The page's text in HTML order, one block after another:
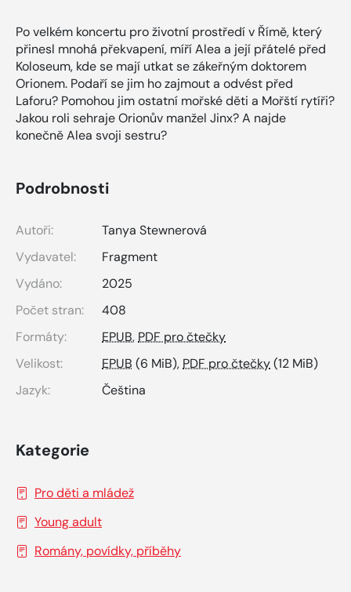
Po velkém koncertu pro životní prostředí v Římě, který
přinesl mnohá překvapení, míří Alea a její přátelé před
Koloseum, kde se mají utkat se zákeřným doktorem
Orionem. Podaří se jim ho zajmout a odvést před
Laforu? Pomohou jim ostatní mořské děti a Mořští rytíři?
Jakou roli sehraje Orionův manžel Jinx? A najde
konečně Alea svoji sestru?
Podrobnosti
Autoři:
Tanya Stewnerová
Vydavatel:
Fragment
Vydáno:
2025
Počet stran:
408
Formáty:
EPUB, PDF pro čtečky
Velikost:
EPUB (6 MiB), PDF pro čtečky(12 MiB)
Jazyk:
Čeština
Kategorie
Pro děti a mládež
Young adult
Romány, povídky, příběhy